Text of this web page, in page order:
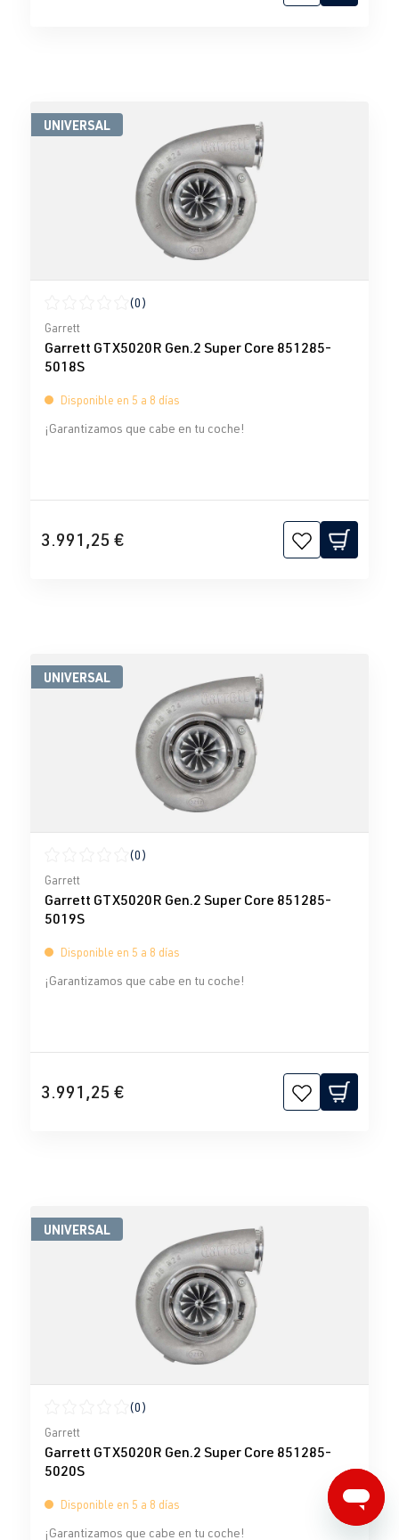
UNIVERSAL
Calificación promedio de 0 de 5 estrellas
(0)
Garrett
Garrett GTX5020R Gen.2 Super Core 851285-
5018S
Disponible en 5 a 8 días
¡Garantizamos que cabe en tu coche!
3.991,25 €
UNIVERSAL
Calificación promedio de 0 de 5 estrellas
(0)
Garrett
Garrett GTX5020R Gen.2 Super Core 851285-
5019S
Disponible en 5 a 8 días
¡Garantizamos que cabe en tu coche!
3.991,25 €
UNIVERSAL
Calificación promedio de 0 de 5 estrellas
(0)
Garrett
Garrett GTX5020R Gen.2 Super Core 851285-
5020S
Disponible en 5 a 8 días
¡Garantizamos que cabe en tu coche!